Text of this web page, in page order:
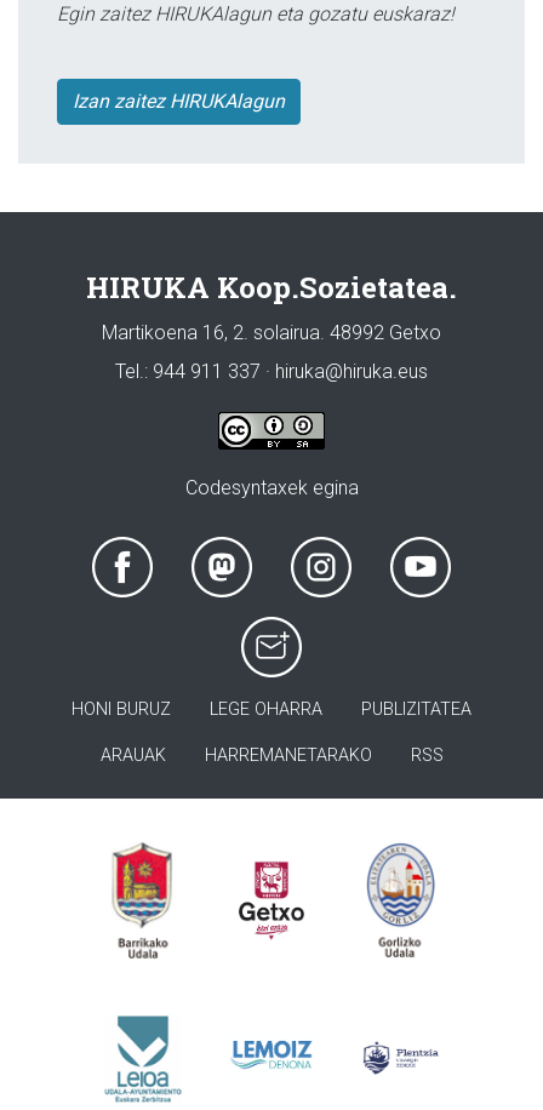
Egin zaitez HIRUKAlagun eta gozatu euskaraz!
Izan zaitez HIRUKAlagun
HIRUKA Koop.Sozietatea.
Martikoena 16, 2. solairua. 48992 Getxo
Tel.: 944 911 337 · hiruka@hiruka.eus
Codesyntaxek egina
HONI BURUZ LEGE OHARRA PUBLIZITATEA
ARAUAK HARREMANETARAKO RSS